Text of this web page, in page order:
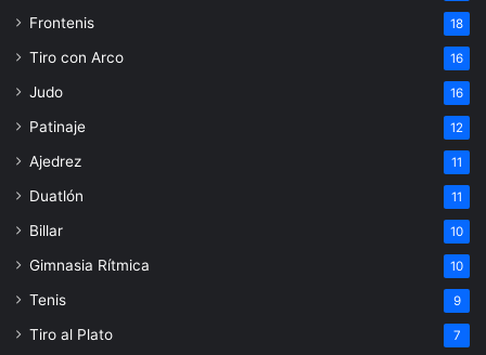
Frontenis 18
Tiro con Arco 16
Judo 16
Patinaje 12
Ajedrez 11
Duatlón 11
Billar 10
Gimnasia Rítmica 10
Tenis 9
Tiro al Plato 7